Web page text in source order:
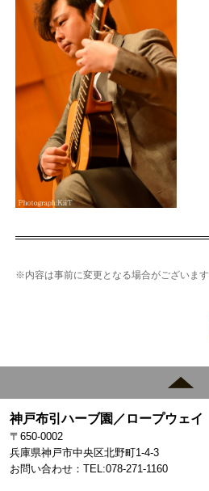
※内容は事前に変更となる場合がございます
神戸布引ハーブ園／ロープウェイ
〒650-0002
兵庫県神戸市中央区北野町1-4-3
お問い合わせ：TEL:078-271-1160